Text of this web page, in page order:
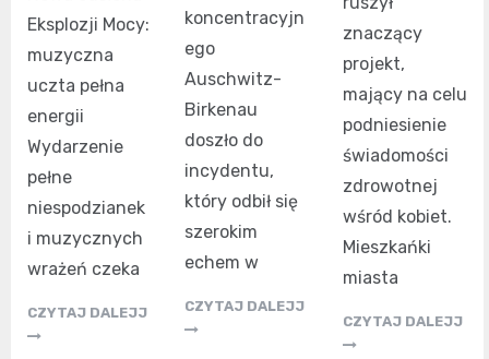
Eksplozji Mocy:
muzyczna
uczta pełna
energii
Wydarzenie
pełne
niespodzianek
i muzycznych
wrażeń czeka
CZYTAJ DALEJJ
koncentracyjn
ego
Auschwitz-
Birkenau
doszło do
incydentu,
który odbił się
szerokim
echem w
CZYTAJ DALEJJ
znaczący
projekt,
mający na celu
podniesienie
świadomości
zdrowotnej
wśród kobiet.
Mieszkańki
miasta
CZYTAJ DALEJJ